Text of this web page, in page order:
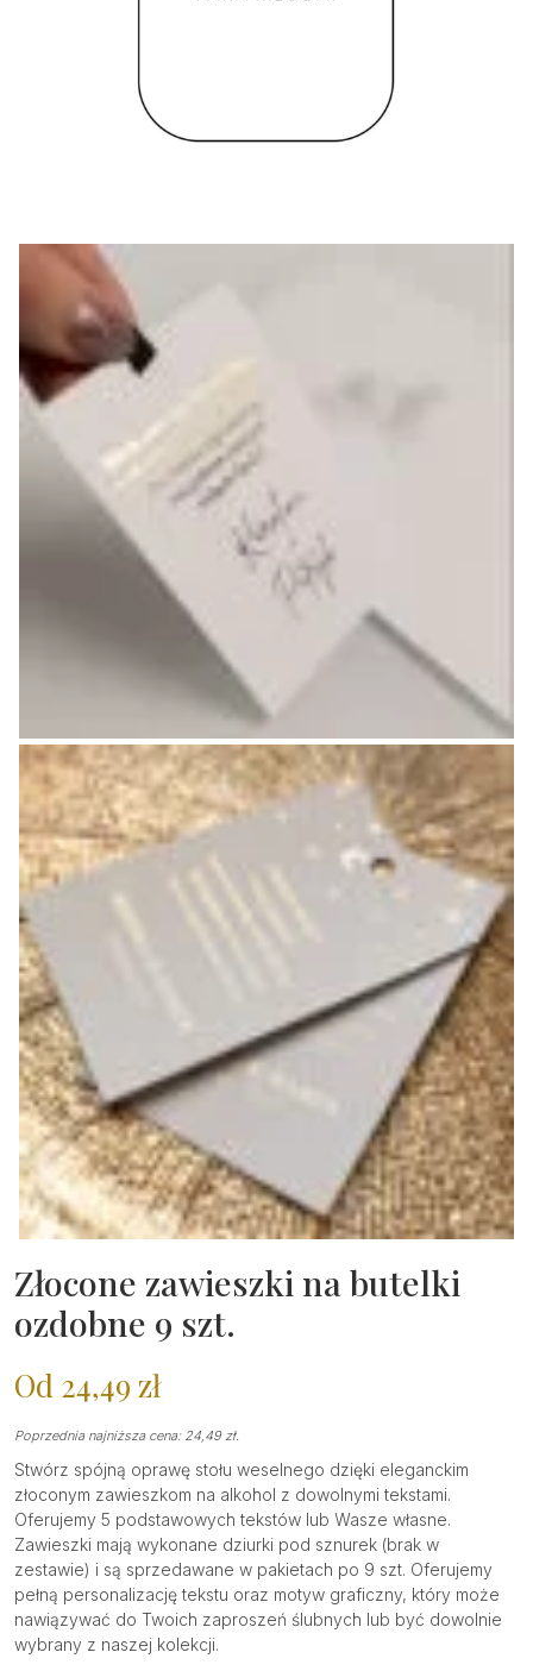
Złocone zawieszki na butelki
ozdobne 9 szt.
Od 24,49 zł
Poprzednia najniższa cena: 24,49 zł.
Stwórz spójną oprawę stołu weselnego dzięki eleganckim
złoconym zawieszkom na alkohol z dowolnymi tekstami.
Oferujemy 5 podstawowych tekstów lub Wasze własne.
Zawieszki mają wykonane dziurki pod sznurek (brak w
zestawie) i są sprzedawane w pakietach po 9 szt. Oferujemy
pełną personalizację tekstu oraz motyw graficzny, który może
nawiązywać do Twoich zaproszeń ślubnych lub być dowolnie
wybrany z naszej kolekcji.